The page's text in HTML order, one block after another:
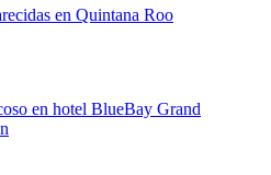
en Quintana Roo
en hotel BlueBay Grand